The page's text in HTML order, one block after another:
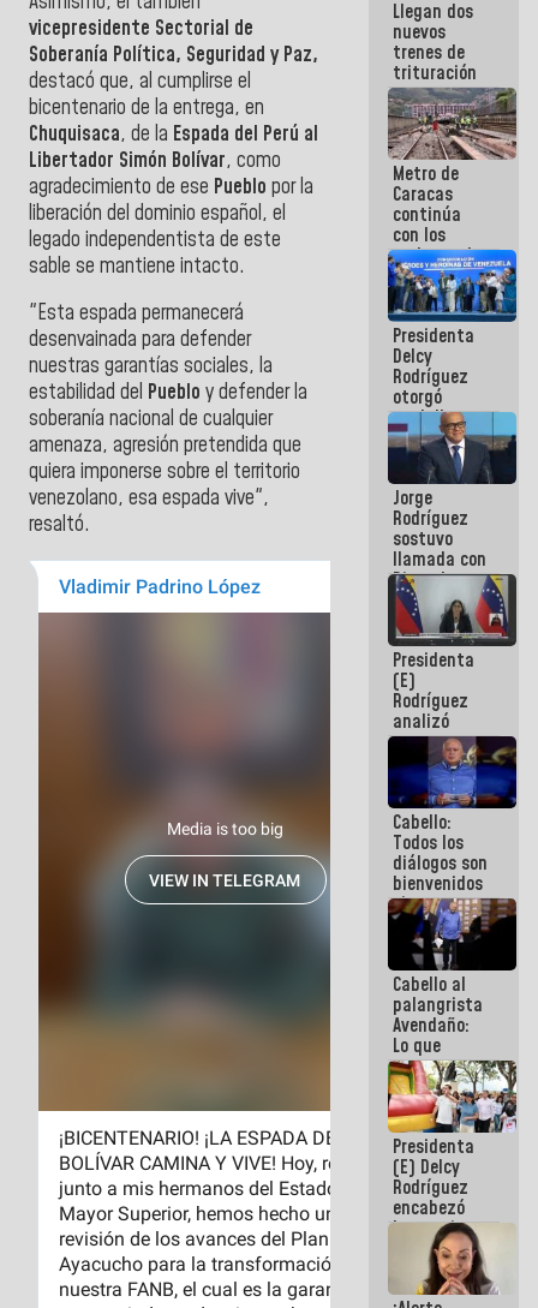
vicepresidente Sectorial de
Soberanía Política, Seguridad y Paz,
destacó que, al cumplirse el
bicentenario de la entrega, en
Chuquisaca, de la Espada del Perú al
Libertador Simón Bolívar, como
agradecimiento de ese Pueblo por la
liberación del dominio español, el
legado independentista de este
sable se mantiene intacto.
"Esta espada permanecerá
desenvainada para defender
nuestras garantías sociales, la
estabilidad del Pueblo y defender la
soberanía nacional de cualquier
amenaza, agresión pretendida que
quiera imponerse sobre el territorio
venezolano, esa espada vive",
resaltó.
es
embarrarla
Llegan dos
nuevos
trenes de
trituración
para
optimizar
manejo de
escombros
en La Guaira
Metro de
Caracas
continúa
con los
trabajos de
mantenimiento
e inspección
en la Línea 2
Presidenta
Delcy
Rodríguez
otorgó
medalla
"Héroe de
Venezuela"
a servidores
públicos
Jorge
Rodríguez
sostuvo
llamada con
Dinorah
Figuera y
acuerdan
primer
encuentro
presencial
para el
diálogo
Presidenta
(E)
Rodríguez
analizó
junto a
gobernadores
planes de
recuperación
del Sistema
Eléctrico
Nacional
Cabello:
Todos los
diálogos son
bienvenidos
siempre que
estén en el
marco de la
Constitución
de la
República
Cabello al
palangrista
Avendaño:
Lo que
vayas a
escribir
hazlo hoy
por que no
sabemos si
la semana
que viene
hay
programa
Presidenta
(E) Delcy
Rodríguez
encabezó
lanzamiento
del Plan
Nacional de
Recreación